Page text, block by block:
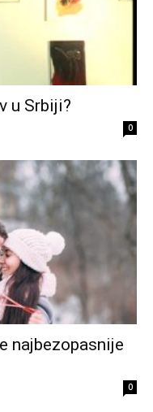
u Srbiji?
0
najbezopasnije
0